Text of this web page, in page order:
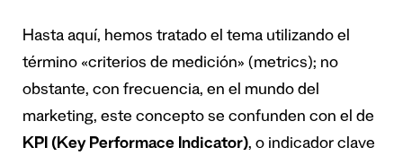
Hasta aquí, hemos tratado el tema utilizando el
término «criterios de medición» (metrics); no
obstante, con frecuencia, en el mundo del
marketing, este concepto se confunden con el de
KPI (Key Performace Indicator), o indicador clave